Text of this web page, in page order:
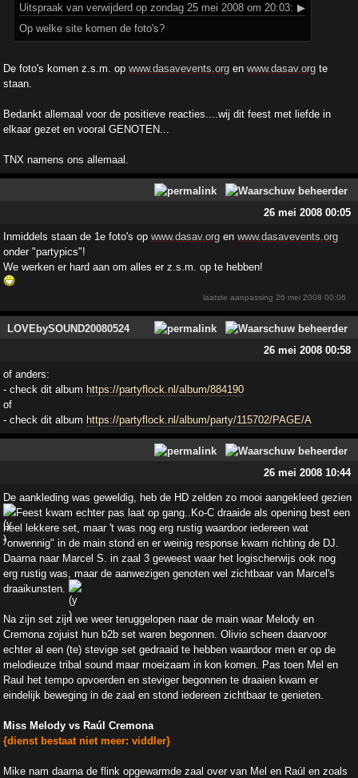
Uitspraak van verwijderd op zondag 25 mei 2008 om 20:03: ▶
Op welke site komen de foto's?
De foto's komen z.s.m. op www.dasavevents.orgen www.dasav.orgte
staan.
Bedankt allemaal voor de positieve reacties....wij dit feest met liefde in
elkaar gezet en vooral GENOTEN...
TNX namens ons allemaal.
26 mei 2008 00:05
Inmiddels staan de 1e foto's op www.dasav.orgen www.dasavevents.org
onder "partypics"!
We werken er hard aan om alles er z.s.m. op te hebben!
laatste aanpassing26 mei 2008 00:06
LOVEbySOUND20080524
26 mei 2008 00:58
of anders:
- check dit album https://partyflock.nl/album/884190
of
- check dit album https://partyflock.nl/album/party/115702/PAGE/A
26 mei 2008 10:44
De aankleding was geweldig, heb de HD zelden zo mooi aangekleed gezien
Feest kwam echter pas laat op gang..Ko-C draaide als opening best een
heel lekkere set, maar 't was nog erg rustig waardoor iedereen wat
"onwennig" in de main stond en er weinig response kwam richting de DJ.
Daarna naar Marcel S. in zaal 3 geweest waar het logischerwijs ook nog
erg rustig was, maar de aanwezigen genoten wel zichtbaar van Marcel's
draaikunsten.
Na zijn set zijn we weer teruggelopen naar de main waar Melody en
Cremona zojuist hun b2b set waren begonnen. Olivio scheen daarvoor
echter al een (te) stevige set gedraaid te hebben waardoor men er op de
melodieuze tribal sound maar moeizaam in kon komen. Pas toen Mel en
Raul het tempo opvoerden en steviger begonnen te draaien kwam er
eindelijk beweging in de zaal en stond iedereen zichtbaar te genieten.
Miss Melody vs Raúl Cremona
{dienst bestaat niet meer: viddler}
Mike nam daarna de flink opgewarmde zaal over van Mel en Raúl en zoals